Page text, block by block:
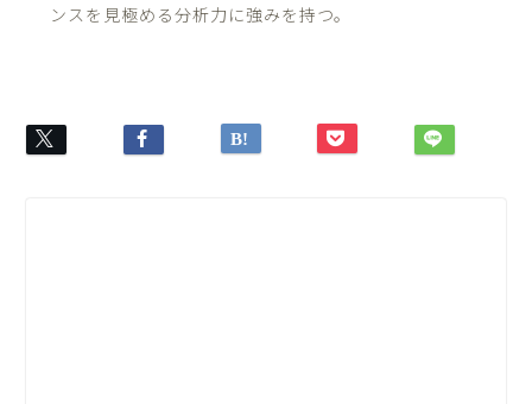
ンスを見極める分析力に強みを持つ。